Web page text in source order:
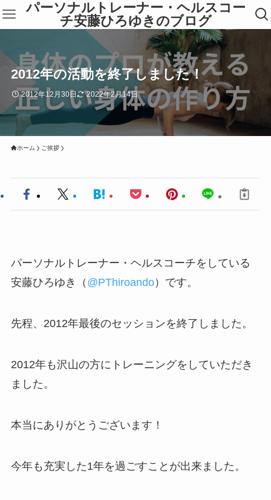
パーソナルトレーナー・ヘルスコー
チ安藤ひろゆきのブログ
2012年の活動を終了しました！
2012年12月30日 2022年2月14日
ホーム ご挨拶
パーソナルトレーナー・ヘルスコーチをしている
安藤ひろゆき（ @PThiroando）です。
先程、2012年最後のセッションを終了しました。
2012年も沢山の方にトレーニングをしていただき
ました。
本当にありがとうございます！
今年も充実した1年を過ごすことが出来ました。